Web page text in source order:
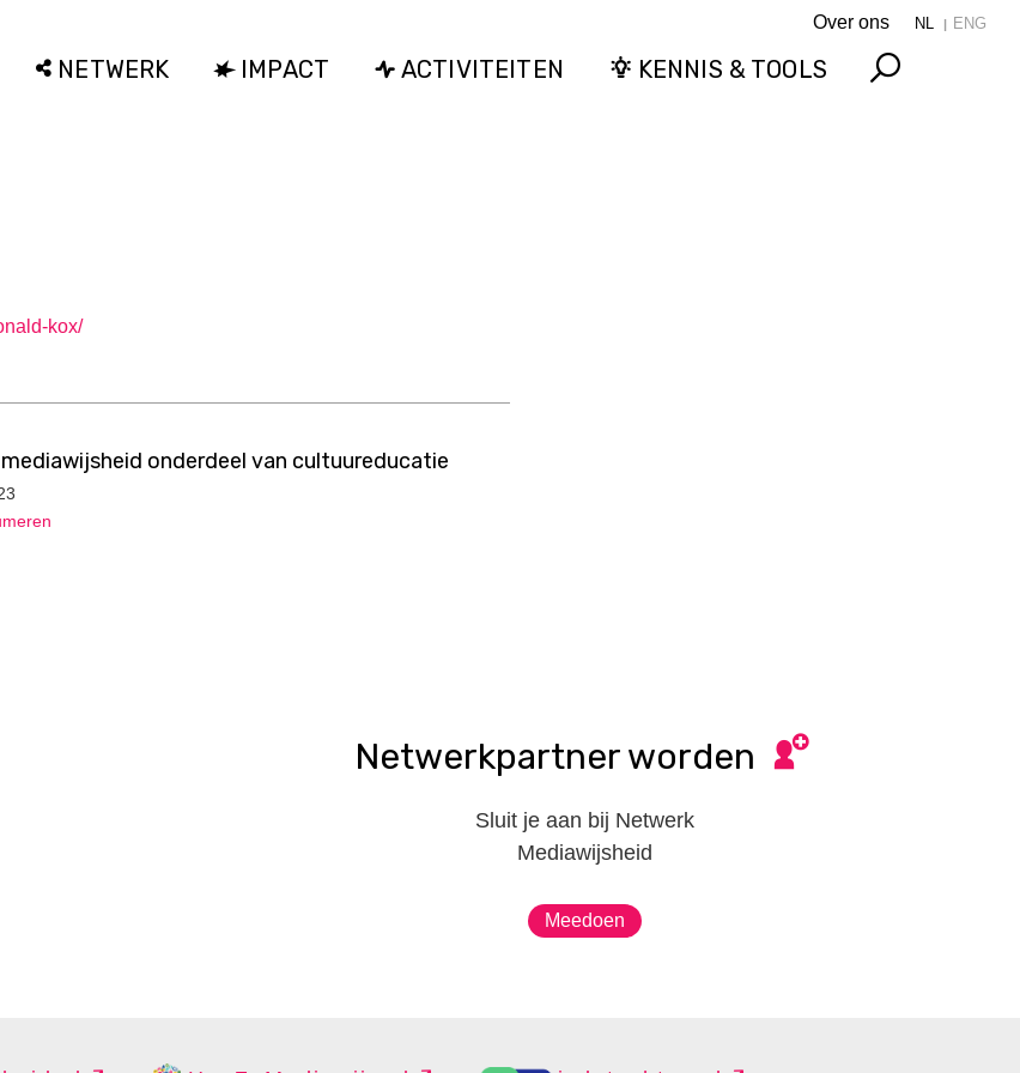
Over ons NL ENG
NETWERK IMPACT ACTIVITEITEN KENNIS & TOOLS
kox/
onderdeel van cultuureducatie
Netwerkpartner worden
Sluit je aan bij Netwerk
Mediawijsheid
Meedoen